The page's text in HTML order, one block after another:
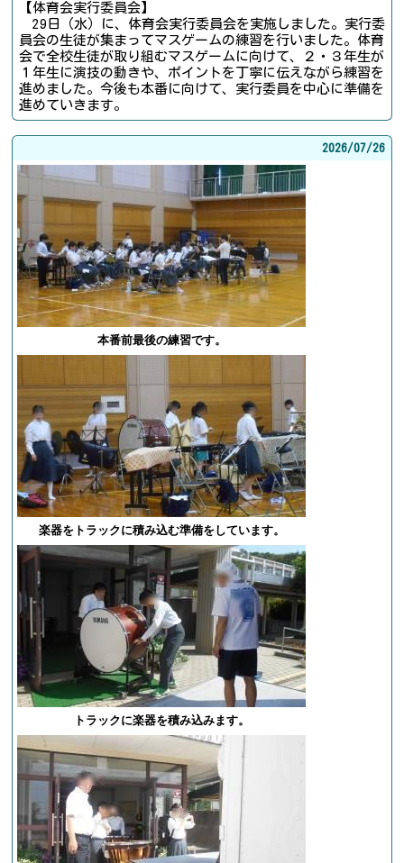
【体育会実行委員会】
29日（水）に、体育会実行委員会を実施しました。実行委
員会の生徒が集まってマスゲームの練習を行いました。体育
会で全校生徒が取り組むマスゲームに向けて、２・３年生が
１年生に演技の動きや、ポイントを丁寧に伝えながら練習を
進めました。今後も本番に向けて、実行委員を中心に準備を
進めていきます。
2026/07/26
本番前最後の練習です。
楽器をトラックに積み込む準備をしています。
トラックに楽器を積み込みます。